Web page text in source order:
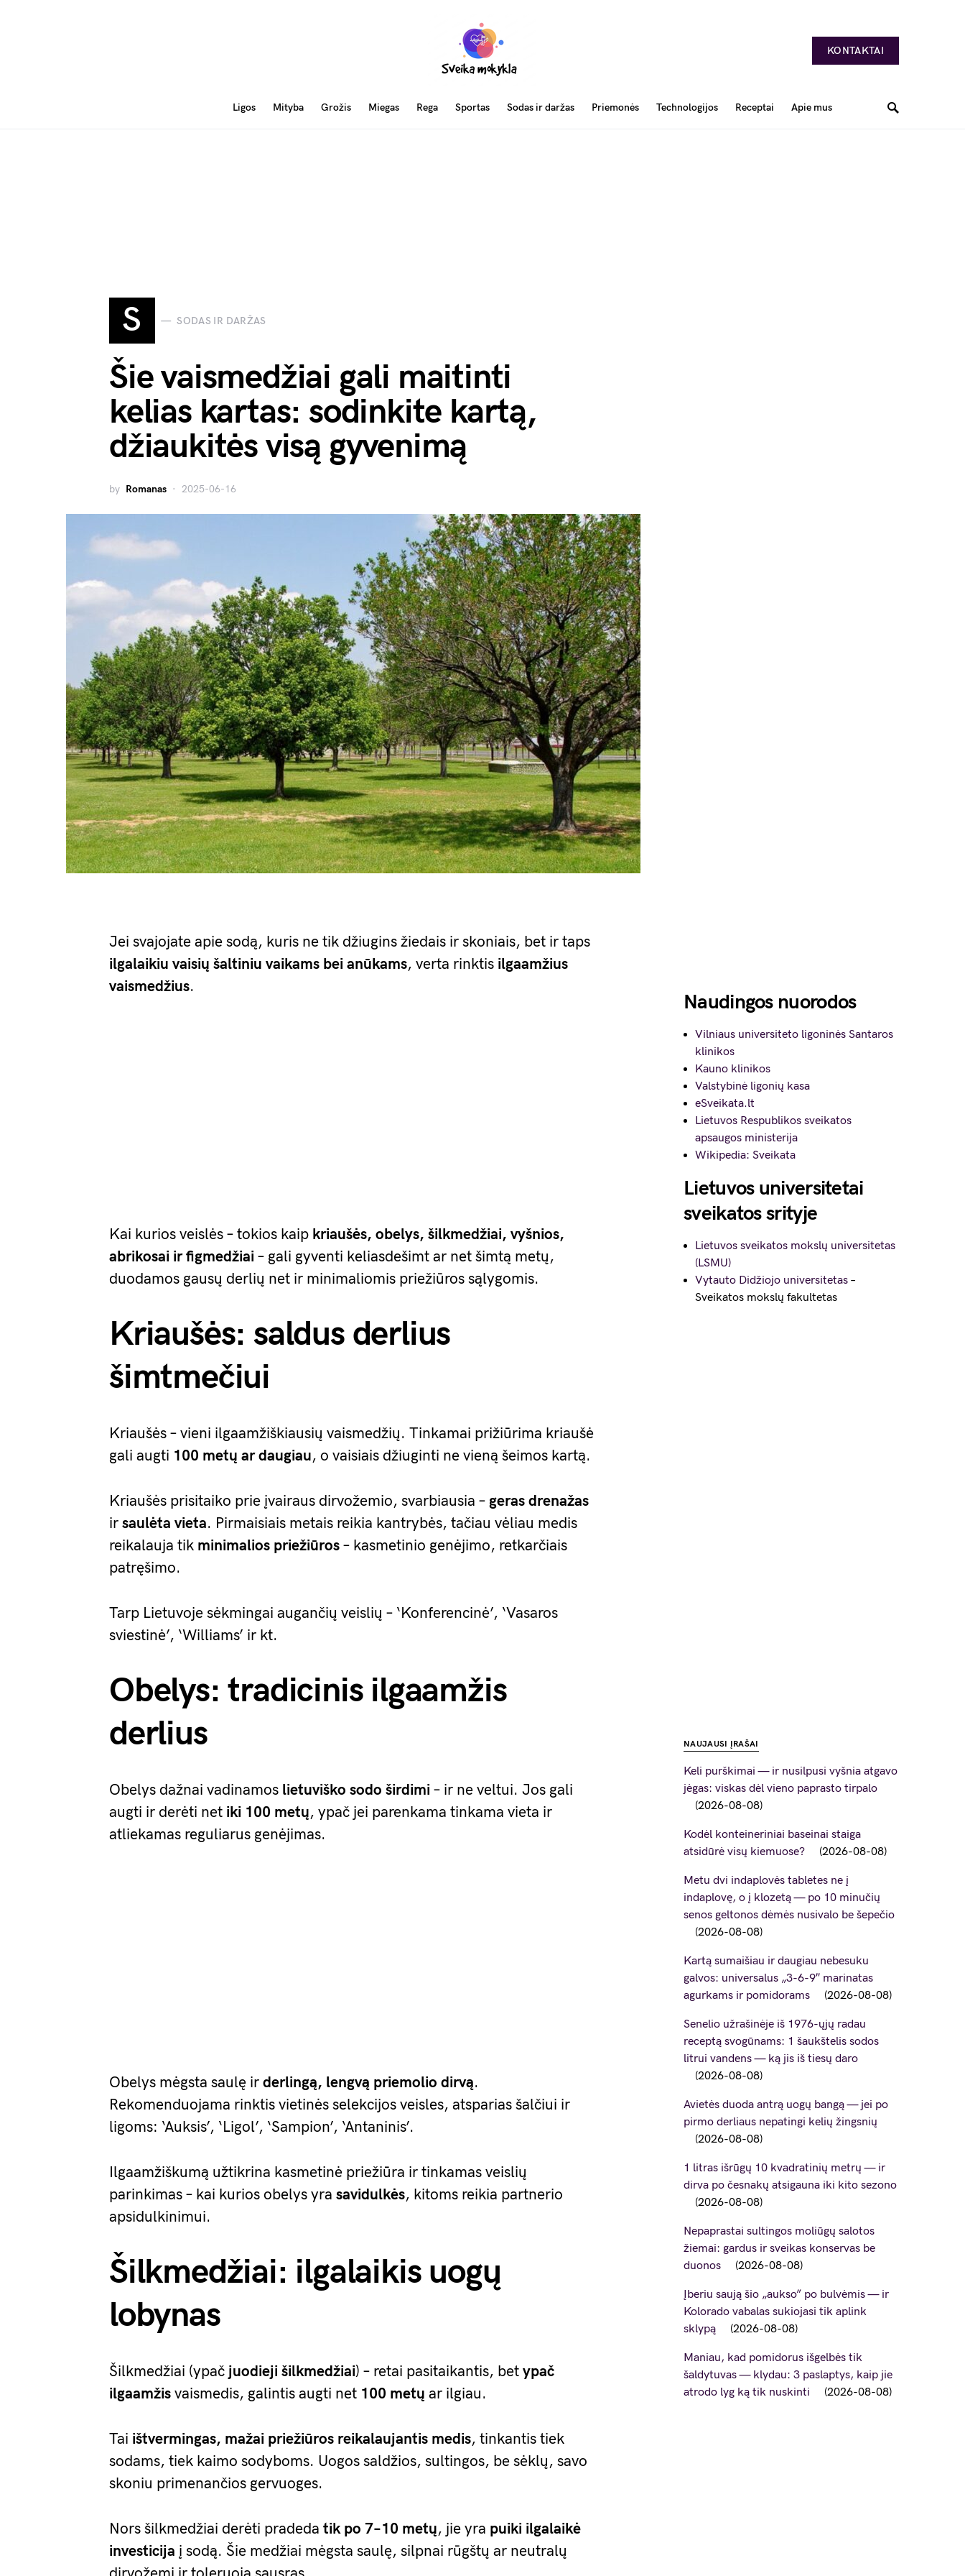
KONTAKTAI
Ligos Mityba Grožis Miegas Rega Sportas Sodas ir daržas Priemonės Technologijos Receptai Apie mus
S SODAS IR DARŽAS
Šie vaismedžiai gali maitinti
kelias kartas: sodinkite kartą,
džiaukitės visą gyvenimą
by Romanas 2025-06-16
Jei svajojate apie sodą, kuris ne tik džiugins žiedais ir skoniais, bet ir taps
ilgalaikiu vaisių šaltiniu vaikams bei anūkams, verta rinktis ilgaamžius
vaismedžius.
Kai kurios veislės – tokios kaip kriaušės, obelys, šilkmedžiai, vyšnios,
abrikosai ir figmedžiai – gali gyventi keliasdešimt ar net šimtą metų,
duodamos gausų derlių net ir minimaliomis priežiūros sąlygomis.
Kriaušės: saldus derlius
šimtmečiui
Kriaušės – vieni ilgaamžiškiausių vaismedžių. Tinkamai prižiūrima kriaušė
gali augti 100 metų ar daugiau, o vaisiais džiuginti ne vieną šeimos kartą.
Kriaušės prisitaiko prie įvairaus dirvožemio, svarbiausia – geras drenažas
ir saulėta vieta. Pirmaisiais metais reikia kantrybės, tačiau vėliau medis
reikalauja tik minimalios priežiūros – kasmetinio genėjimo, retkarčiais
patręšimo.
Tarp Lietuvoje sėkmingai augančių veislių – ‘Konferencinė’, ‘Vasaros
sviestinė’, ‘Williams’ ir kt.
Obelys: tradicinis ilgaamžis
derlius
Obelys dažnai vadinamos lietuviško sodo širdimi – ir ne veltui. Jos gali
augti ir derėti net iki 100 metų, ypač jei parenkama tinkama vieta ir
atliekamas reguliarus genėjimas.
Obelys mėgsta saulę ir derlingą, lengvą priemolio dirvą.
Rekomenduojama rinktis vietinės selekcijos veisles, atsparias šalčiui ir
ligoms: ‘Auksis’, ‘Ligol’, ‘Sampion’, ‘Antaninis’.
Ilgaamžiškumą užtikrina kasmetinė priežiūra ir tinkamas veislių
parinkimas – kai kurios obelys yra savidulkės, kitoms reikia partnerio
apsidulkinimui.
Šilkmedžiai: ilgalaikis uogų
lobynas
Šilkmedžiai (ypač juodieji šilkmedžiai) – retai pasitaikantis, bet ypač
ilgaamžis vaismedis, galintis augti net 100 metų ar ilgiau.
Tai ištvermingas, mažai priežiūros reikalaujantis medis, tinkantis tiek
sodams, tiek kaimo sodyboms. Uogos saldžios, sultingos, be sėklų, savo
skoniu primenančios gervuoges.
Nors šilkmedžiai derėti pradeda tik po 7–10 metų, jie yra puiki ilgalaikė
investicija į sodą. Šie medžiai mėgsta saulę, silpnai rūgštų ar neutralų
Naudingos nuorodos
Vilniaus universiteto ligoninės Santaros
klinikos
Kauno klinikos
Valstybinė ligonių kasa
eSveikata.lt
Lietuvos Respublikos sveikatos
apsaugos ministerija
Wikipedia: Sveikata
Lietuvos universitetai
sveikatos srityje
Lietuvos sveikatos mokslų universitetas
(LSMU)
Vytauto Didžiojo universitetas –
Sveikatos mokslų fakultetas
NAUJAUSI ĮRAŠAI
Keli purškimai — ir nusilpusi vyšnia atgavo
jėgas: viskas dėl vieno paprasto tirpalo
2026-08-08
Kodėl konteineriniai baseinai staiga
atsidūrė visų kiemuose?
2026-08-08
Metu dvi indaplovės tabletes ne į
indaplovę, o į klozetą — po 10 minučių
senos geltonos dėmės nusivalo be šepečio
2026-08-08
Kartą sumaišiau ir daugiau nebesuku
galvos: universalus „3-6-9″ marinatas
agurkams ir pomidorams
2026-08-08
Senelio užrašinėje iš 1976-ųjų radau
receptą svogūnams: 1 šaukštelis sodos
litrui vandens — ką jis iš tiesų daro
2026-08-08
Avietės duoda antrą uogų bangą — jei po
pirmo derliaus nepatingi kelių žingsnių
2026-08-08
1 litras išrūgų 10 kvadratinių metrų — ir
dirva po česnakų atsigauna iki kito sezono
2026-08-08
Nepaprastai sultingos moliūgų salotos
žiemai: gardus ir sveikas konservas be
duonos
2026-08-08
Įberiu saują šio „aukso” po bulvėmis — ir
Kolorado vabalas sukiojasi tik aplink
sklypą
2026-08-08
Maniau, kad pomidorus išgelbės tik
šaldytuvas — klydau: 3 paslaptys, kaip jie
atrodo lyg ką tik nuskinti
2026-08-08